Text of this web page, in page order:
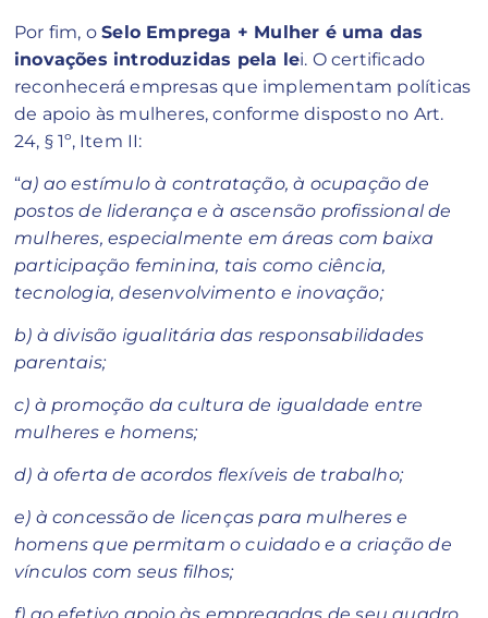
Por fim, oSelo Emprega + Mulher é uma das
inovações introduzidas pela lei. O certificado
reconhecerá empresas que implementam políticas
de apoio às mulheres, conforme disposto no Art.
24, § 1º, Item II:
“a) ao estímulo à contratação, à ocupação de
postos de liderança e à ascensão profissional de
mulheres, especialmente em áreas com baixa
participação feminina, tais como ciência,
tecnologia, desenvolvimento e inovação;
b) à divisão igualitária das responsabilidades
parentais;
c) à promoção da cultura de igualdade entre
mulheres e homens;
d) à oferta de acordos flexíveis de trabalho;
e) à concessão de licenças para mulheres e
homens que permitam o cuidado e a criação de
vínculos com seus filhos;